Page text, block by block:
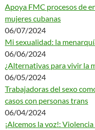
Apoya FMC procesos de
mujeres cubanas
06/07/2024
Mi sexualidad: la
06/06/2024
¿Alternativas para vivir la
06/05/2024
Trabajadoras del sexo
casos con personas trans
06/04/2024
¡Alcemos la voz!: